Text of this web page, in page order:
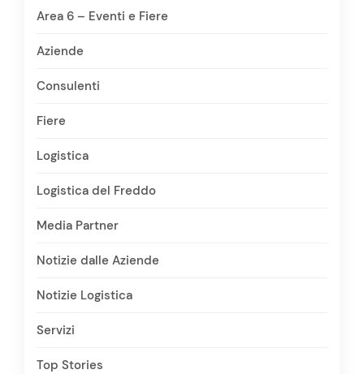
Area 6 – Eventi e Fiere
Aziende
Consulenti
Fiere
Logistica
Logistica del Freddo
Media Partner
Notizie dalle Aziende
Notizie Logistica
Servizi
Top Stories